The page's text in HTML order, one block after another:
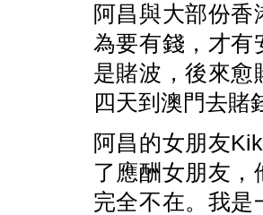
阿昌與大部份
為要有錢，才有
是賭波，後來愈
四天到澳門去賭
阿昌的女朋友
了應酬女朋友
完全不在。我是